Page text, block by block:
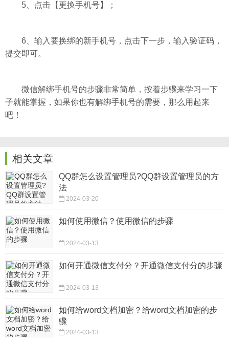
5、点击【更换手机号】；
6、输入要换绑的新手机号，点击下一步，输入验证码，
提交即可。
微信解绑手机号的步骤非常简单，按着步骤来学习一下
子就能掌握，如果你也有解绑手机号的需要，那么用起来
吧！
相关文章
QQ群怎么设置管理员?QQ群设置管理员的方
法
2024-03-20
如何使用微信？使用微信的步骤
2024-03-13
如何开通微信支付分？开通微信支付分的步骤
2024-03-13
如何给word文档加密？给word文档加密的步
骤
2024-03-13